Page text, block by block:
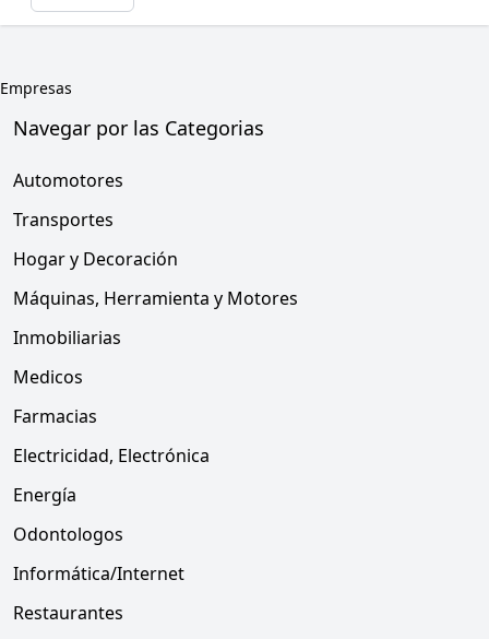
Empresas
Navegar por las Categorias
Automotores
Transportes
Hogar y Decoración
Máquinas, Herramienta y Motores
Inmobiliarias
Medicos
Farmacias
Electricidad, Electrónica
Energía
Odontologos
Informática/Internet
Restaurantes